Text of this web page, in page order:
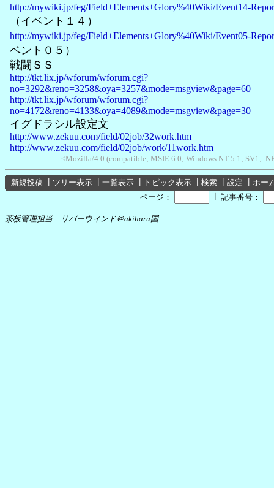
http://mywiki.jp/feg/Field+Elements+Glory%40Wiki/Event14-
（イベント１４）
http://mywiki.jp/feg/Field+Elements+Glory%40Wiki/Event05-
ベント０５）
戦闘ＳＳ
http://tkt.lix.jp/wforum/wforum.cgi?
no=3292&reno=3258&oya=3257&mode=msgview&page=60
http://tkt.lix.jp/wforum/wforum.cgi?
no=4172&reno=4133&oya=4089&mode=msgview&page=30
イグドラシル設定文
http://www.zekuu.com/field/02job/32work.htm
http://www.zekuu.com/field/02job/work/11work.htm
<Mozilla/4.0 (compatible; MSIE 6.0; Windows NT 5.1; SV1;
新規投稿 ツリー表示 一覧表示 トピック表示 検索 設定
ホー
ページ：
記事番号：
茶板管理担当 リバーウィンド＠akiharu国